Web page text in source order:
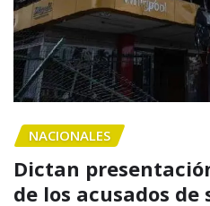
NACIONALES
Dictan
de los acusados